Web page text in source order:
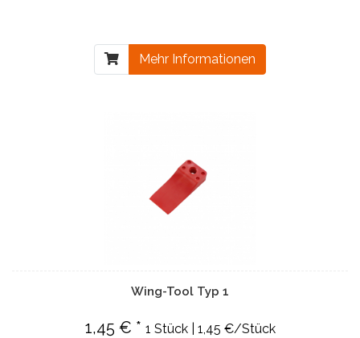
Mehr Informationen
Wing-Tool Typ 1
1,45 € * 1 Stück | 1,45 €/Stück